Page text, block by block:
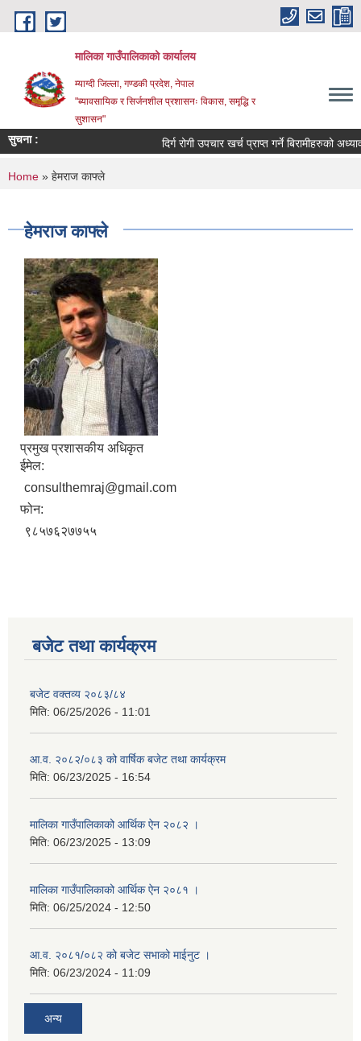
Skip to main content
मालिका गाउँपालिकाको कार्यालय
म्याग्दी जिल्ला, गण्डकी प्रदेश, नेपाल
"ब्यावसायिक र सिर्जनशील प्रशासनः विकास, समृद्धि र
सुशासन"
सुचना : दिर्ग रोगी उपचार खर्च प्राप्त गर्ने बिरामीहरुको
You are here
Home » हेमराज काफ्ले
हेमराज काफ्ले
प्रमुख प्रशासकीय अधिकृत
ईमेल:
consulthemraj@gmail.com
फोन:
९८५७६२७७५५
बजेट तथा कार्यक्रम
बजेट वक्तव्य २०८३/८४
मिति: 06/25/2026 - 11:01
आ.व. २०८२/०८३ को वार्षिक बजेट तथा कार्यक्रम
मिति: 06/23/2025 - 16:54
मालिका गाउँपालिकाको आर्थिक ऐन २०८२ ।
मिति: 06/23/2025 - 13:09
मालिका गाउँपालिकाको आर्थिक ऐन २०८१ ।
मिति: 06/25/2024 - 12:50
आ.व. २०८१/०८२ को बजेट सभाको माईनुट ।
मिति: 06/23/2024 - 11:09
अन्य